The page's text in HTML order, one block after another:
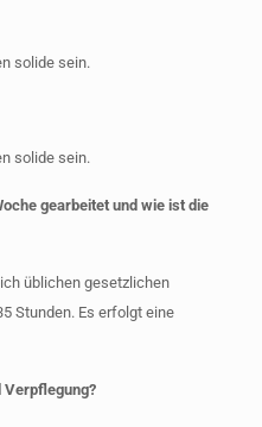
solide sein.
solide sein.
gearbeitet und wie ist die
üblichen gesetzlichen
Stunden. Es erfolgt eine
Verpflegung?